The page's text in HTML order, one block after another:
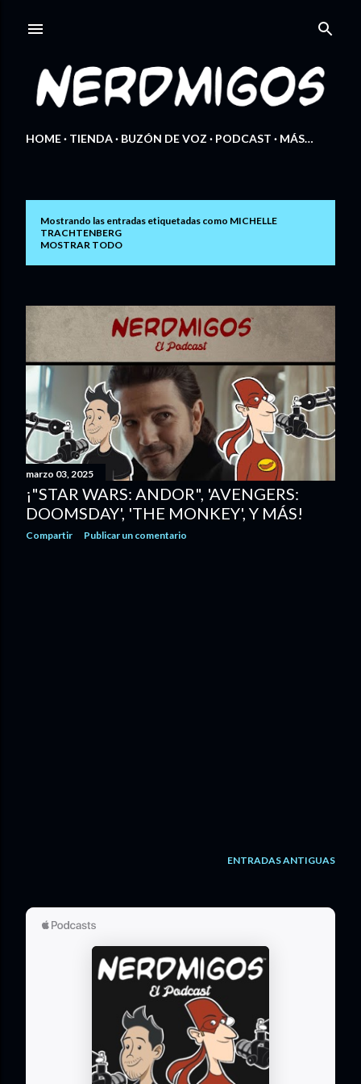
HOME TIENDA BUZÓN DE VOZ PODCAST MÁS…
n
r
a
d
a
s
Mostrando las entradas etiquetadas como MICHELLE
TRACHTENBERG
MOSTRAR TODO
marzo 03, 2025
¡"STAR WARS: ANDOR", 'AVENGERS:
DOOMSDAY', 'THE MONKEY', Y MÁS!
Compartir Publicar un comentario
ENTRADAS ANTIGUAS